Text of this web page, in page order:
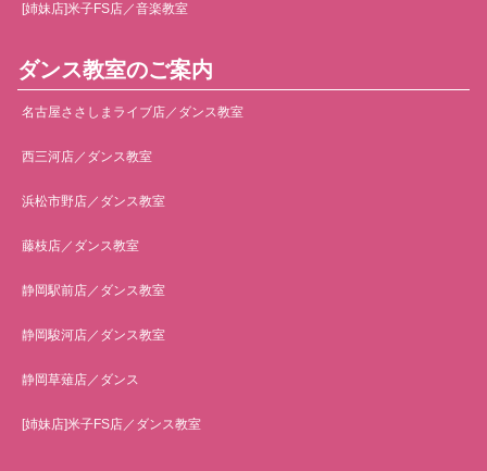
[姉妹店]米子FS店／音楽教室
ダンス教室のご案内
名古屋ささしまライブ店／ダンス教室
西三河店／ダンス教室
浜松市野店／ダンス教室
藤枝店／ダンス教室
静岡駅前店／ダンス教室
静岡駿河店／ダンス教室
静岡草薙店／ダンス
[姉妹店]米子FS店／ダンス教室